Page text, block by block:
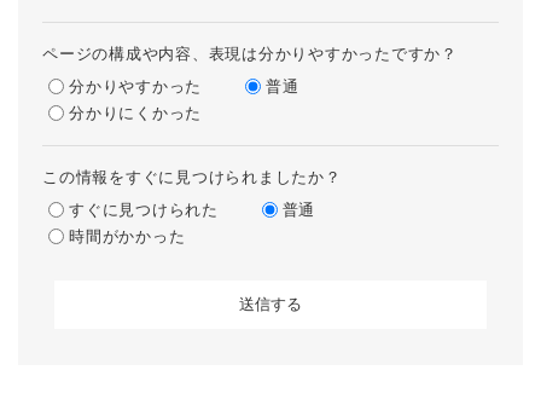
ページの構成や内容、表現は分かりやすかったですか？
分かりやすかった
普通
分かりにくかった
この情報をすぐに見つけられましたか？
すぐに見つけられた
普通
時間がかかった